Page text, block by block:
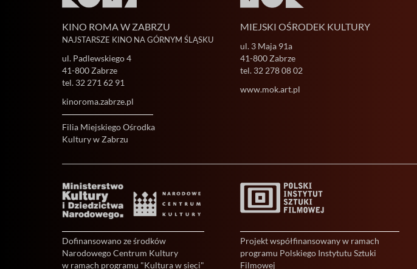
KINO ROMA W ZABRZU
NAJSTARSZE KINO NA GÓRNYM ŚLĄSKU
ul. Padlewskiego 4
41-800 Zabrze
tel. 32 271 62 91
kinoroma.zabrze.pl
Filia Miejskiego Ośrodka
Kultury w Zabrzu
MIEJSKI OŚRODEK KULTURY
ul. 3 Maja 91a
41-800 Zabrze
tel. 32 278 08 02
www.mok.art.pl
Dofinansowano ze środków
Narodowego Centrum Kultury
w ramach programu "Kultura w sieci"
Projekt współfinansowany w ramach
programu Polskiego Instytutu Sztuki
Filmowej